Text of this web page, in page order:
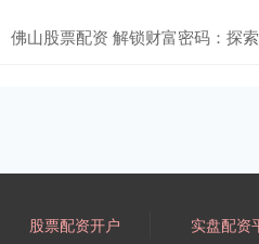
佛山股票配资 解锁财富密码：探
股票配资开户 实盘配资